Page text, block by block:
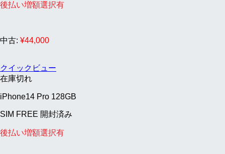
後払い増額選択有
中古: ¥44,000
クイックビュー
在庫切れ
iPhone14 Pro 128GB
SIM FREE 開封済み
後払い増額選択有